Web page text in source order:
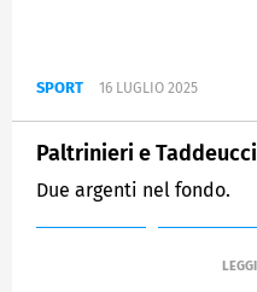
SPORT 16 LUGLIO 2025
Paltrinieri e Taddeucci
Due argenti nel fondo.